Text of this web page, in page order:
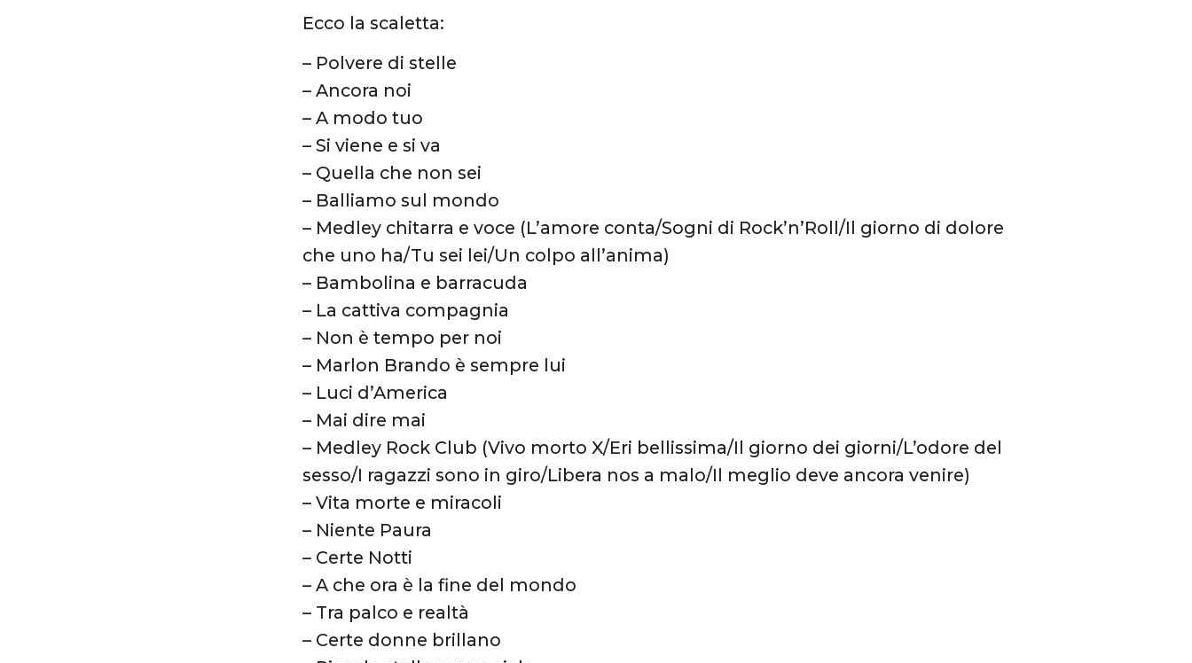
Ecco la scaletta:
– Polvere di stelle
– Ancora noi
– A modo tuo
– Si viene e si va
– Quella che non sei
– Balliamo sul mondo
– Medley chitarra e voce (L’amore conta/Sogni di Rock’n’Roll/Il giorno di dolore
che uno ha/Tu sei lei/Un colpo all’anima)
– Bambolina e barracuda
– La cattiva compagnia
– Non è tempo per noi
– Marlon Brando è sempre lui
– Luci d’America
– Mai dire mai
– Medley Rock Club (Vivo morto X/Eri bellissima/Il giorno dei giorni/L’odore del
sesso/I ragazzi sono in giro/Libera nos a malo/Il meglio deve ancora venire)
– Vita morte e miracoli
– Niente Paura
– Certe Notti
– A che ora è la fine del mondo
– Tra palco e realtà
– Certe donne brillano